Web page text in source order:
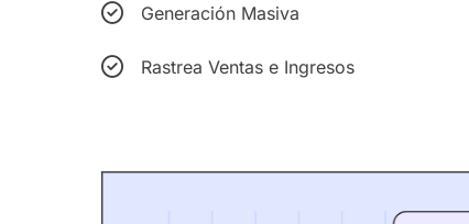
Generación Masiva
Rastrea Ventas e Ingresos